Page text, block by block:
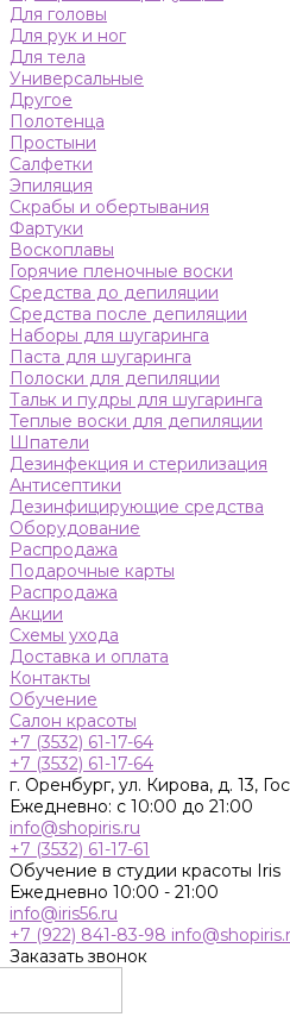
Для головы
Для рук и ног
Для тела
Универсальные
Другое
Полотенца
Простыни
Салфетки
Эпиляция
Скрабы и обертывания
Фартуки
Воскоплавы
Горячие пленочные воски
Средства до депиляции
Средства после депиляции
Наборы для шугаринга
Паста для шугаринга
Полоски для депиляции
Тальк и пудры для шугаринга
Теплые воски для депиляции
Шпатели
Дезинфекция и стерилизация
Антисептики
Дезинфицирующие средства
Оборудование
Распродажа
Подарочные карты
Распродажа
Акции
Схемы ухода
Доставка и оплата
Контакты
Обучение
Салон красоты
+7 (3532) 61-17-64
+7 (3532) 61-17-64
г. Оренбург, ул. Кирова, д. 13,
Ежедневно: с 10:00 до 21:00
info@shopiris.ru
+7 (3532) 61-17-61
Обучение в студии красоты Iris
Ежедневно 10:00 - 21:00
info@iris56.ru
+7 (922) 841-83-98
Заказать звонок